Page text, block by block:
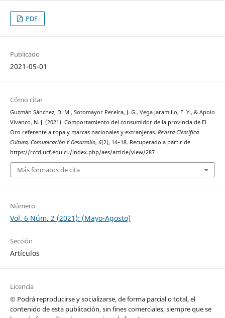
PDF
Publicado
2021-05-01
Cómo citar
Guzmán Sánchez, D. M., Sotomayor Pereira, J. G., Vega Jaramillo, F. Y., & Apolo
Vivanco, N. J. (2021). Comportamiento del consumidor de la provincia de El
Oro referente a ropa y marcas nacionales y extranjeras. Revista Científica
Cultura, Comunicación Y Desarrollo, 6(2), 14–18. Recuperado a partir de
https://rccd.ucf.edu.cu/index.php/aes/article/view/287
Más formatos de cita
Número
Vol. 6 Núm. 2 (2021): (Mayo-Agosto)
Sección
Artículos
Licencia
© Podrá reproducirse y socializarse, de forma parcial o total, el
contenido de esta publicación, sin fines comerciales, siempre que se